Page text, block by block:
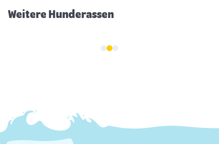
Weitere Hunderassen